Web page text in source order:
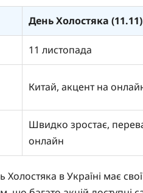
День Холостяка (11.11)
11 листопада
Китай, акцент на
Швидко зростає,
онлайн
в Україні має